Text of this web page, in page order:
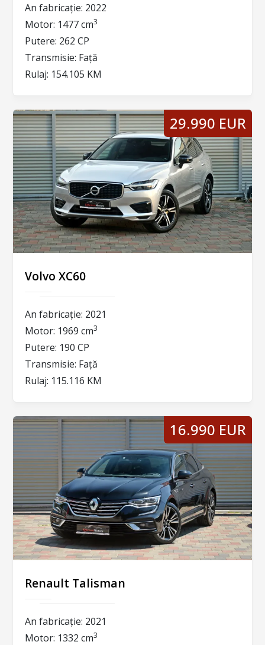
An fabricație: 2022
Motor: 1477 cm3
Putere: 262 CP
Transmisie: Față
Rulaj: 154.105 KM
29.990 EUR
Volvo XC60
An fabricație: 2021
Motor: 1969 cm3
Putere: 190 CP
Transmisie: Față
Rulaj: 115.116 KM
16.990 EUR
Renault Talisman
An fabricație: 2021
Motor: 1332 cm3